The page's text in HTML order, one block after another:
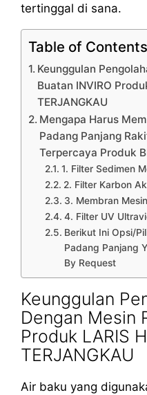
tertinggal di sana.
Table of Contents
Keunggulan
Buatan INVIRO
TERJANGKAU
Mengapa Harus
Padang Panjang
Terpercaya Produk
1. Filter Sedimen
2. Filter Karbon
3. Membran
4. Filter UV
Berikut Ini Opsi/
Padang Panjang
By Request
Keunggulan
Dengan Mesin
Produk LARIS
TERJANGKAU
Air baku yang